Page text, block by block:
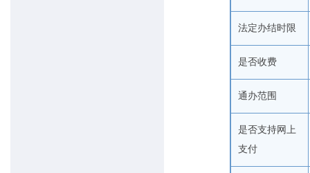
法定办结时限
是否收费
通办范围
是否支持网上
支付